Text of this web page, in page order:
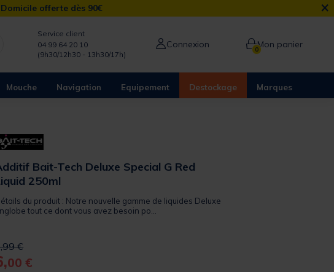
offerte dès 90€ ×
Service client
04 99 64 20 10
(9h30/12h30 - 13h30/17h)
Connexion 0Mon panier
Mouche Navigation Equipement Destockage Marques
Bait-Tech Deluxe Special G Red
250ml
du produit : Notre nouvelle gamme de liquides Deluxe
tout ce dont vous avez besoin po...
reduced from
€to
00 €